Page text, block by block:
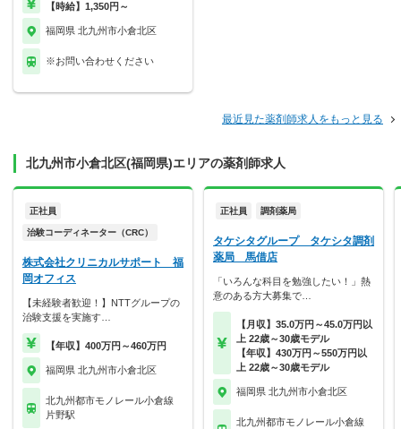
【時給】1,350円～
福岡県 北九州市小倉北区
※お問い合わせください
最近見た薬剤師求人をもっと見る
北九州市小倉北区(福岡県)エリアの薬剤師求人
正社員
治験コーディネーター（CRC）
株式会社クリニカルサポート 福
岡オフィス
【未経験者歓迎！】NTTグループの
治験支援を実施す…
【年収】400万円～460万円
福岡県 北九州市小倉北区
北九州都市モノレール小倉線
片野駅
正社員 調剤薬局
タケシタグループ タケシタ調剤
薬局 馬借店
「いろんな科目を勉強したい！」熱
意のある方大募集で…
【月収】35.0万円～45.0万円以
上 22歳～30歳モデル
【年収】430万円～550万円以
上 22歳～30歳モデル
福岡県 北九州市小倉北区
北九州都市モノレール小倉線